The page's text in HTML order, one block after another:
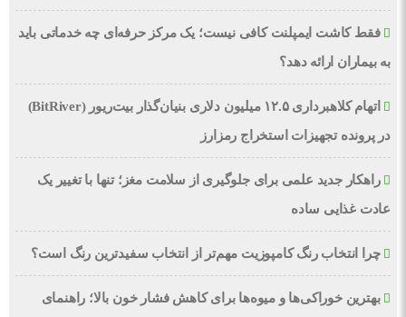
فقط کاشت ایمپلنت کافی نیست؛ یک مرکز حرفه‌ای چه خدماتی باید
به بیماران ارائه دهد؟
اتهام کلاهبرداری ۱۲.۵ میلیون دلاری بنیان‌گذار بیت‌ریور (BitRiver)
در پرونده تجهیزات استخراج رمزارز
راهکار جدید علمی برای جلوگیری از سلامت مغز؛ تنها با تغییر یک
عادت غذایی ساده
چرا انتخاب رنگ کامپوزیت مهم‌تر از انتخاب سفیدترین رنگ است؟
بهترین خوراکی‌ها و میوه‌ها برای کاهش فشار خون بالا؛ راهنمای